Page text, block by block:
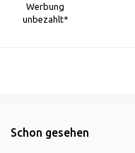
Werbung
unbezahlt*
Schon gesehen